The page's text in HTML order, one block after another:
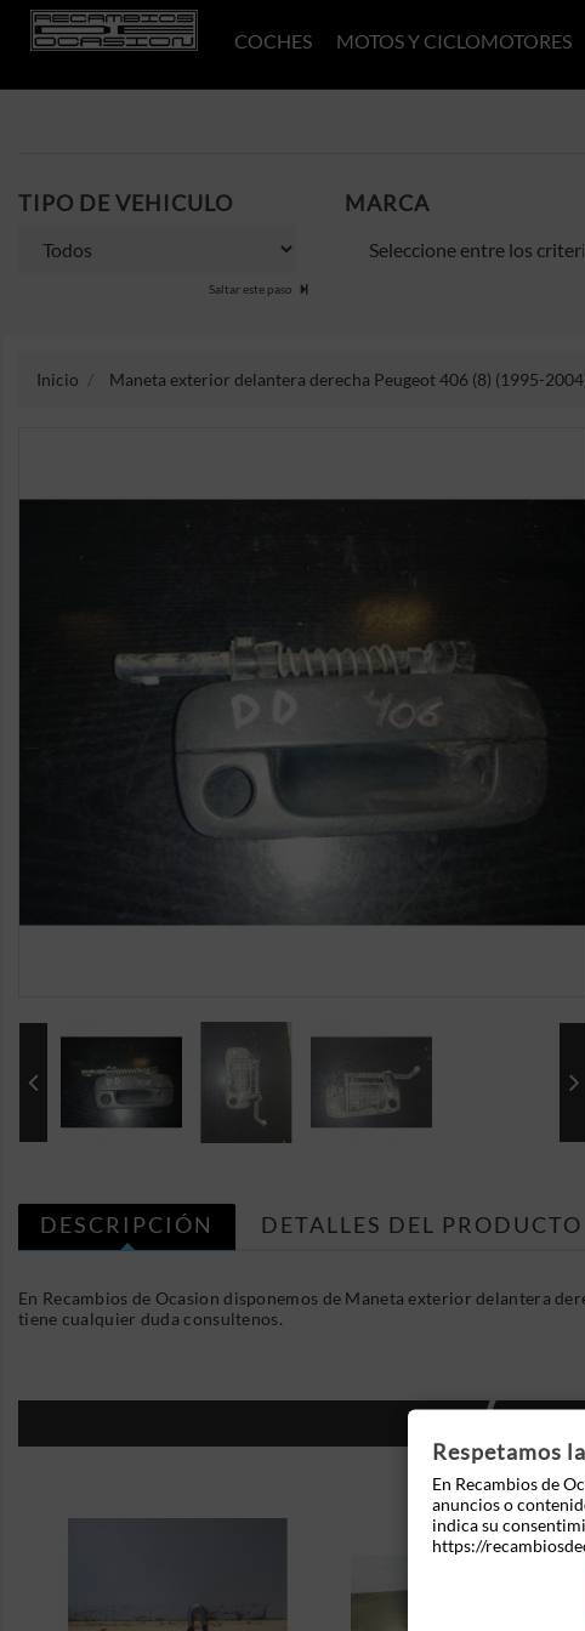
COCHES MOTOS Y CICLOMOTORES
TIPO DE VEHICULO
Saltar este paso
MARCA
Inicio Maneta exterior delantera derecha Peugeot 406 (8) (1995-
DESCRIPCIÓN DETALLES DEL PRODUCTO
En Recambios de Ocasion disponemos de Maneta exterior delantera
tiene cualquier duda consultenos.
Respetamos
En Recambios de
anuncios o
indica su
https://